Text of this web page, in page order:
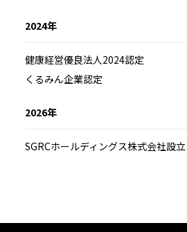
2024年
健康経営優良法人2024認定
くるみん企業認定
2026年
SGRCホールディングス株式会社設立